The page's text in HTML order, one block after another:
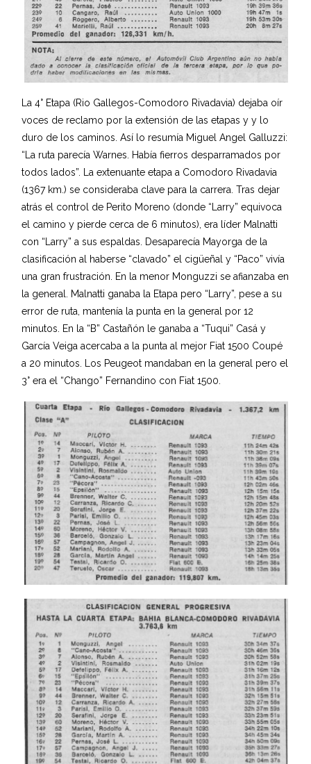
La 4° Etapa (Rio Gallegos-Comodoro Rivadavia) dejaba oír
voces de reclamo por la extensión de las etapas y y lo
duro de los caminos. Así lo resumía Miguel Angel Galluzzi:
“La ruta parecía Warnes. Había fierros desparramados por
todos lados”. La extenuante etapa a Comodoro Rivadavia
(1367 km.) se consideraba clave para la carrera. Tras dejar
atrás el control de Perito Moreno (donde “Larry” equivoca
el camino y pierde cerca de 6 minutos), era líder Malnatti
con “Larry” a sus espaldas. Desaparecía Mayorga de la
clasificación al haberse “clavado” el cigüeñal y “Paco” vivía
una gran frustración. En la menor Monguzzi se afianzaba en
la general. Malnatti ganaba la Etapa pero “Larry”, pese a su
error de ruta, mantenía la punta en la general por 12
minutos. En la “B” Castañón le ganaba a “Tuqui” Casá y
García Veiga acercaba a la punta al mejor Fiat 1500 Coupé
a 20 minutos. Los Peugeot mandaban en la general pero el
3° era el “Chango” Fernandino con Fiat 1500.